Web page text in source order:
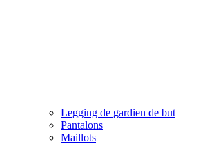
Legging de gardien de but
Pantalons
Maillots